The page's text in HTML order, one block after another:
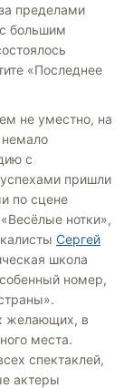
пределами
большим
«Последнее
не уместно, на
немало
с
пришли
по сцене
нотки»,
Сергей
школа
номер,
желающих, в
места.
спектаклей,
актеры